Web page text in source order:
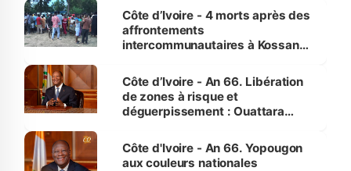
générations futures »
Côte d’Ivoire - 4 morts après des
affrontements
intercommunautaires à Kossandji
milieu des sinistrés
Côte d’Ivoire - An 66. Libération
de zones à risque et
déguerpissement : Ouattara
l'Etat de droit pour préserver les
vies humaines »
Côte d'Ivoire - An 66. Yopougon
aux couleurs nationales